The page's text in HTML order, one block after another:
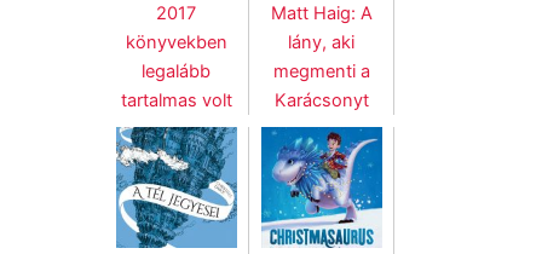
2017
könyvekben
legalább
tartalmas volt
Matt Haig: A
lány, aki
megmenti a
Karácsonyt